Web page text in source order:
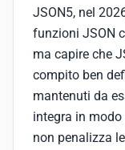
JSON5, nel
funzioni JSON
ma capire che
compito ben
mantenuti da
integra in
non penalizza